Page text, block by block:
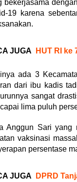
bekerjasama
19 karena
JUGA HUT RI
ada 3
dari ibu kadis
sangat
lima puluh
Anggun Sari yang
vaksinasi
persentase
JUGA
DPRD